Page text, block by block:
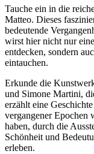
Tauche ein in die
Matteo. Dieses
bedeutende
wirst hier nicht nur
entdecken, sondern
eintauchen.
Erkunde die
und Simone Martini,
erzählt eine
vergangener
haben, durch die
Schönheit und
erleben.